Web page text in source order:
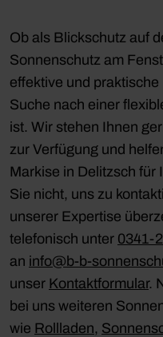
Ob als Blickschutz auf
Sonnenschutz am
effektive und
Suche nach einer
ist. Wir stehen Ihnen
zur Verfügung und
Markise in Delitzsch für
Sie nicht, uns zu
unserer Expertise
telefonisch unter 0341-
an info@b-b-
unser Kontaktformular.
bei uns weiteren
wie Rollladen,